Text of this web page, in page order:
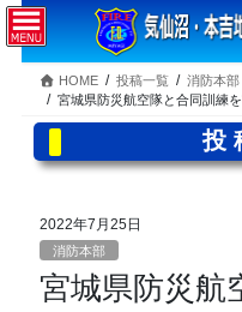
コ
ン
テ
ス
ナ
ビ
ゲ
ン
HOME 投稿一覧
消防本部
宮城県防災航空隊と合同訓練
投
2022年7月25日
消防本部
宮城県防災航